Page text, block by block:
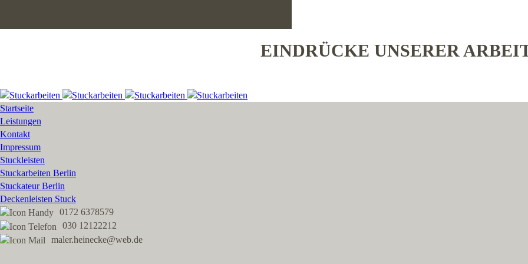
EINDRÜCKE UNSERER
Startseite
Leistungen
Kontakt
Impressum
Stuckleisten
Stuckarbeiten Berlin
Stuckateur Berlin
Deckenleisten Stuck
0172 6378579
030 12122212
maler.heinecke@web.de